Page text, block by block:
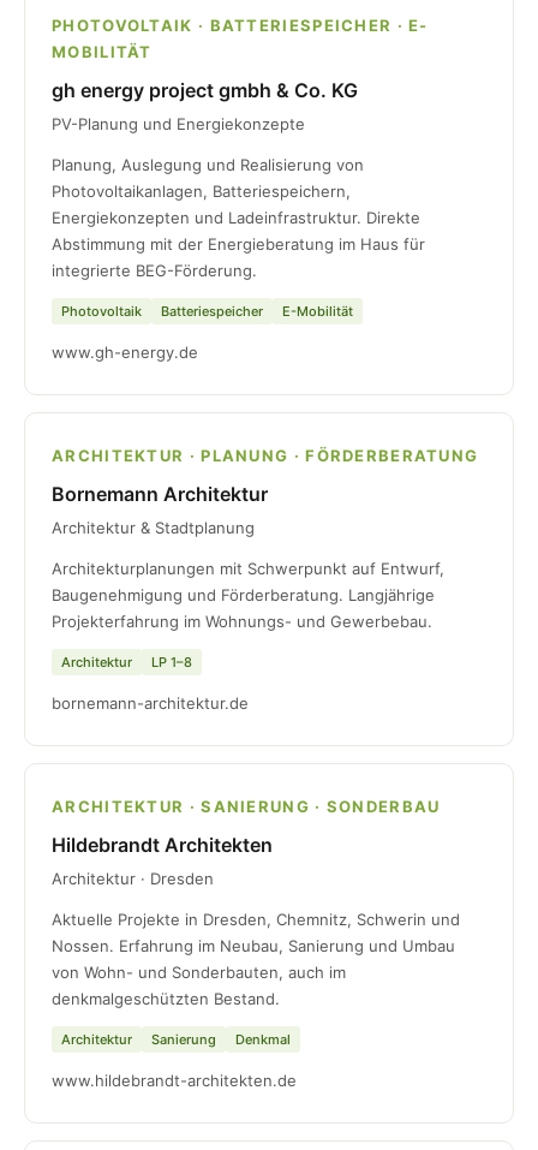
PHOTOVOLTAIK · BATTERIESPEICHER · E-
MOBILITÄT
gh energy project gmbh & Co. KG
PV-Planung und Energiekonzepte
Planung, Auslegung und Realisierung von
Photovoltaikanlagen, Batteriespeichern,
Energiekonzepten und Ladeinfrastruktur. Direkte
Abstimmung mit der Energieberatung im Haus für
integrierte BEG-Förderung.
Photovoltaik Batteriespeicher E-Mobilität
www.gh-energy.de
ARCHITEKTUR · PLANUNG · FÖRDERBERATUNG
Bornemann Architektur
Architektur & Stadtplanung
Architekturplanungen mit Schwerpunkt auf Entwurf,
Baugenehmigung und Förderberatung. Langjährige
Projekterfahrung im Wohnungs- und Gewerbebau.
Architektur LP 1–8
bornemann-architektur.de
ARCHITEKTUR · SANIERUNG · SONDERBAU
Hildebrandt Architekten
Architektur · Dresden
Aktuelle Projekte in Dresden, Chemnitz, Schwerin und
Nossen. Erfahrung im Neubau, Sanierung und Umbau
von Wohn- und Sonderbauten, auch im
denkmalgeschützten Bestand.
Architektur Sanierung Denkmal
www.hildebrandt-architekten.de